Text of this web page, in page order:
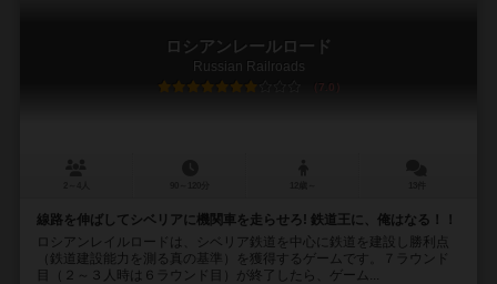
ロシアンレールロード
Russian Railroads
7.0
線路を伸ばしてシベリアに機関車を走らせろ! 鉄道王に、俺はなる！！
ロシアンレイルロードは、シベリア鉄道を中心に鉄道を建設し勝利点
（鉄道建設能力を測る真の基準）を獲得するゲームです。７ラウンド
目（２～３人時は６ラウンド目）が終了したら、ゲーム...